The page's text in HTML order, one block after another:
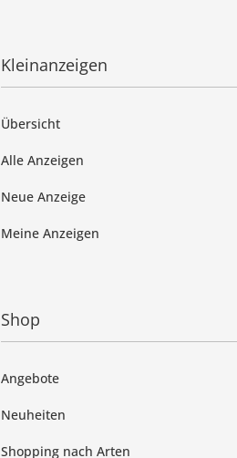
Kleinanzeigen
Übersicht
Alle Anzeigen
Neue Anzeige
Meine Anzeigen
Shop
Angebote
Neuheiten
Shopping nach Arten